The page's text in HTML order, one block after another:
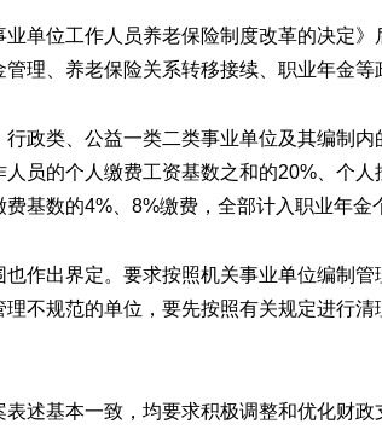
单位工作人员养老保险制度改革的决定》
理、养老保险关系转移接续、职业年金等
政类、公益一类二类事业单位及其编制
员的个人缴费工资基数之和的20%、个
基数的4%、8%缴费，全部计入职业年金
作出界定。要求按照机关事业单位编制
不规范的单位，要先按照有关规定进行
述基本一致，均要求积极调整和优化财